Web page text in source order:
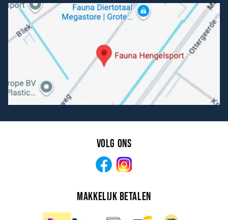
Volg ons
Facebook
Makkelijk betalen